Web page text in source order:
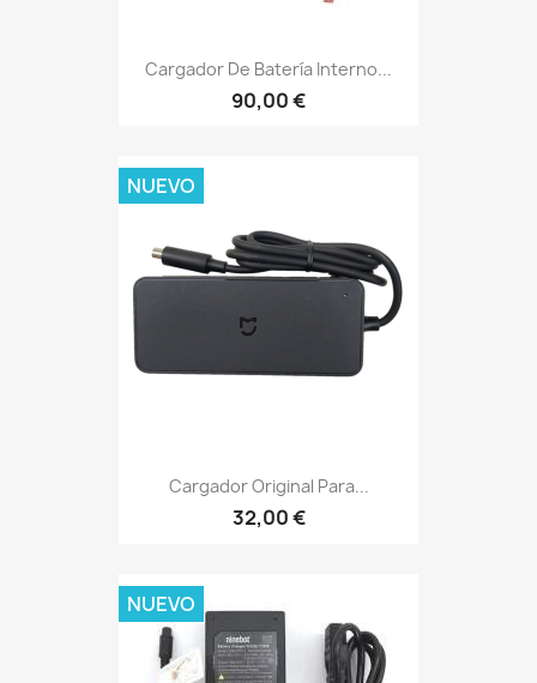
Cargador De Batería Interno...
90,00 €
Cargador Original Para...
32,00 €
NUEVO
NUEVO